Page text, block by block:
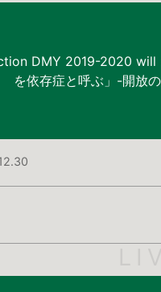
DMY 2019-2020 will
を依存症と呼ぶ」-開放